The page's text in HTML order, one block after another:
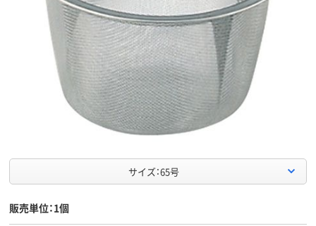
サイズ：65号
販売単位：1個